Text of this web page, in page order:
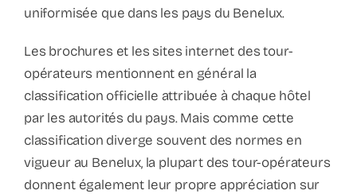
uniformisée que dans les pays du Benelux.
Les brochures et les sites internet des tour-
opérateurs mentionnent en général la
classification officielle attribuée à chaque hôtel
par les autorités du pays. Mais comme cette
classification diverge souvent des normes en
vigueur au Benelux, la plupart des tour-opérateurs
donnent également leur propre appréciation sur